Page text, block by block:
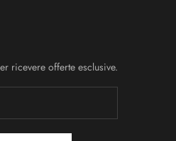
ricevere offerte esclusive.